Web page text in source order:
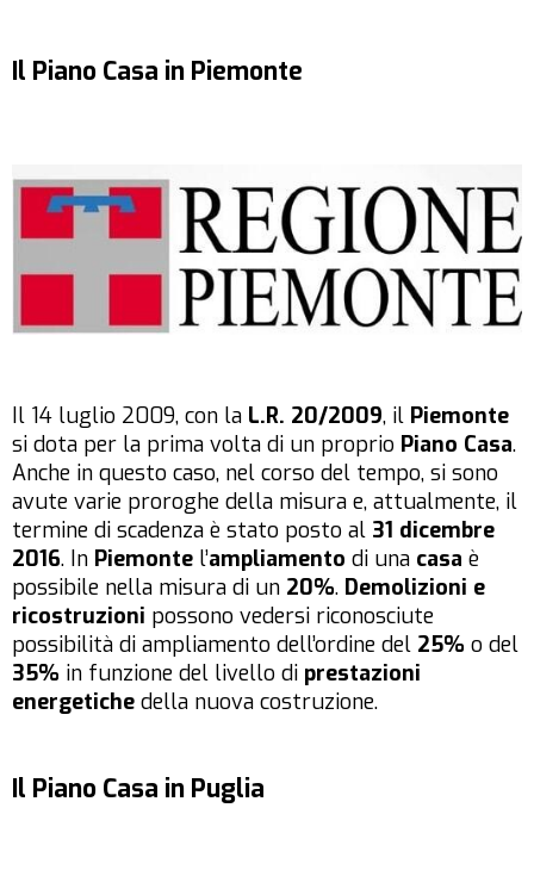
Il Piano Casa in Piemonte
Il 14 luglio 2009, con la L.R. 20/2009, il Piemonte
si dota per la prima volta di un proprio Piano Casa.
Anche in questo caso, nel corso del tempo, si sono
avute varie proroghe della misura e, attualmente, il
termine di scadenza è stato posto al 31 dicembre
2016. In Piemonte l’ampliamento di una casa è
possibile nella misura di un 20%. Demolizioni e
ricostruzioni possono vedersi riconosciute
possibilità di ampliamento dell’ordine del 25% o del
35% in funzione del livello di prestazioni
energetiche della nuova costruzione.
Il Piano Casa in Puglia